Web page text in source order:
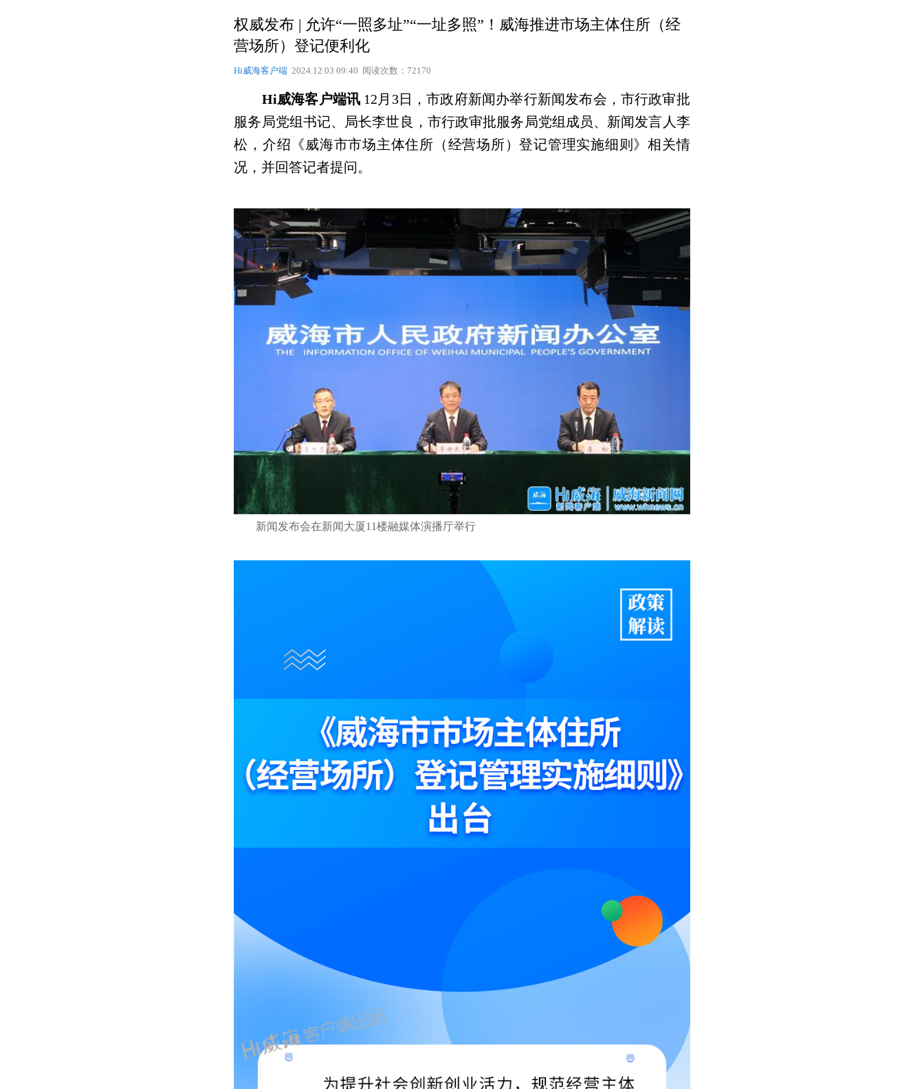
权威发布 | 允许“一照多址”“一址多照”！威海推进市场主体住所（经
营场所）登记便利化
Hi威海客户端 2024.12.03 09:40 阅读次数：72170
Hi威海客户端讯 12月3日，市政府新闻办举行新闻发布会，市行政审批
服务局党组书记、局长李世良，市行政审批服务局党组成员、新闻发言人李
松，介绍《威海市市场主体住所（经营场所）登记管理实施细则》相关情
况，并回答记者提问。
新闻发布会在新闻大厦11楼融媒体演播厅举行